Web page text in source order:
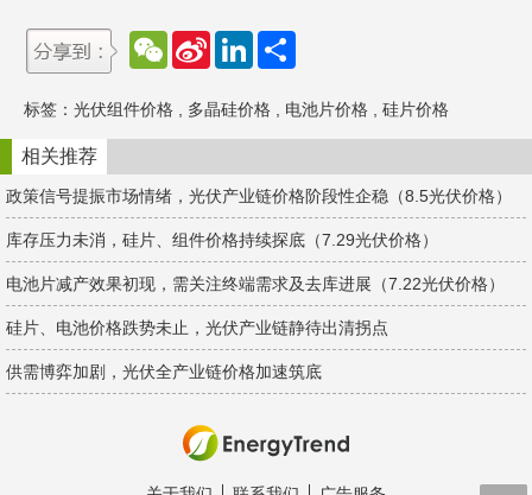
W
e
a
t
S
W
e
b
o
L
k
e
d
n
标签： 光伏组件价格 多晶硅价格 电池片价格 硅片价格
相关推荐
政策信号提振市场情绪，光伏产业链价格阶段性企稳（8.5光伏价格）
库存压力未消，硅片、组件价格持续探底（7.29光伏价格）
电池片减产效果初现，需关注终端需求及去库进展（7.22光伏价格）
硅片、电池价格跌势未止，光伏产业链静待出清拐点
供需博弈加剧，光伏全产业链价格加速筑底